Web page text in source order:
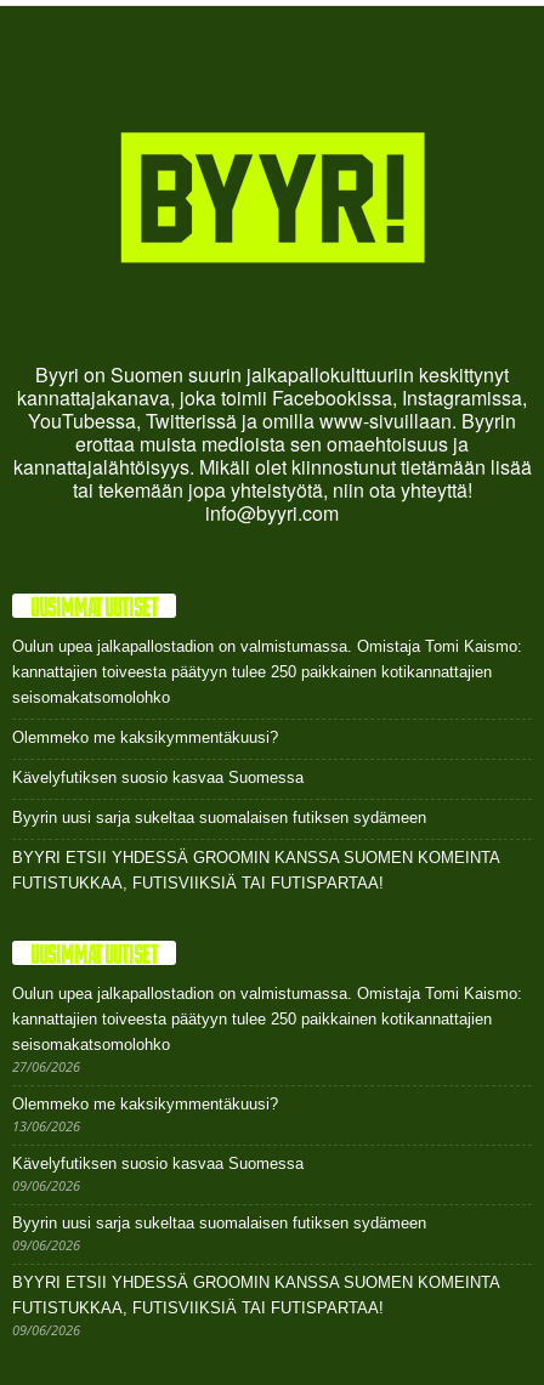
Byyri on Suomen suurin jalkapallokulttuuriin keskittynyt
kannattajakanava, joka toimii Facebookissa, Instagramissa,
YouTubessa, Twitterissä ja omilla www-sivuillaan. Byyrin
erottaa muista medioista sen omaehtoisuus ja
kannattajalähtöisyys. Mikäli olet kiinnostunut tietämään lisää
tai tekemään jopa yhteistyötä, niin ota yhteyttä!
info@byyri.com
UUSIMMAT UUTISET
Oulun upea jalkapallostadion on valmistumassa. Omistaja Tomi Kaismo:
kannattajien toiveesta päätyyn tulee 250 paikkainen kotikannattajien
seisomakatsomolohko
Olemmeko me kaksikymmentäkuusi?
Kävelyfutiksen suosio kasvaa Suomessa
Byyrin uusi sarja sukeltaa suomalaisen futiksen sydämeen
BYYRI ETSII YHDESSÄ GROOMIN KANSSA SUOMEN KOMEINTA
FUTISTUKKAA, FUTISVIIKSIÄ TAI FUTISPARTAA!
UUSIMMAT UUTISET
Oulun upea jalkapallostadion on valmistumassa. Omistaja Tomi Kaismo:
kannattajien toiveesta päätyyn tulee 250 paikkainen kotikannattajien
seisomakatsomolohko
27/06/2026
Olemmeko me kaksikymmentäkuusi?
13/06/2026
Kävelyfutiksen suosio kasvaa Suomessa
09/06/2026
Byyrin uusi sarja sukeltaa suomalaisen futiksen sydämeen
09/06/2026
BYYRI ETSII YHDESSÄ GROOMIN KANSSA SUOMEN KOMEINTA
FUTISTUKKAA, FUTISVIIKSIÄ TAI FUTISPARTAA!
09/06/2026